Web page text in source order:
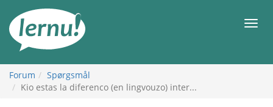
indholdet
Forum
Spørgsmål
Kio estas la diferenco (en lingvouzo) inter...